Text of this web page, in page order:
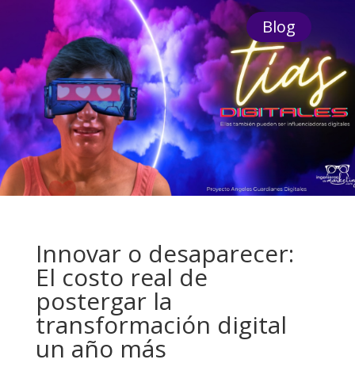
Blog
Innovar o desaparecer:
El costo real de
postergar la
transformación digital
un año más